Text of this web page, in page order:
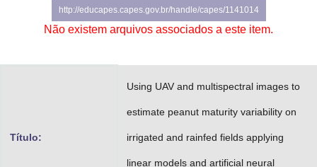
Advocacia-Geral da União
Banco Central do Brasil
Planalto
http://educapes.capes.gov.br/handle/capes/1141014
Não existem arquivos associados a este item.
Título:
Using UAV and multispectral images to
estimate peanut maturity variability on
irrigated and rainfed fields applying
linear models and artificial neural